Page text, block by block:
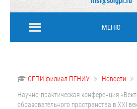
МЕНЮ
СГПИ филиал ПГНИУ Новости
Научно-практическая конференция
образовательного пространства в XXI